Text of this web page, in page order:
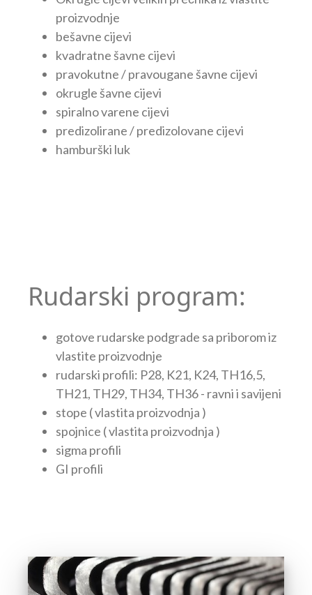
proizvodnje
bešavne cijevi
kvadratne šavne cijevi
pravokutne / pravougane šavne cijevi
okrugle šavne cijevi
spiralno varene cijevi
predizolirane / predizolovane cijevi
hamburški luk
Rudarski program:
gotove rudarske podgrade sa priborom iz
vlastite proizvodnje
rudarski profili: P28, K21, K24, TH16,5,
TH21, TH29, TH34, TH36 - ravni i savijeni
stope ( vlastita proizvodnja )
spojnice ( vlastita proizvodnja )
sigma profili
GI profili